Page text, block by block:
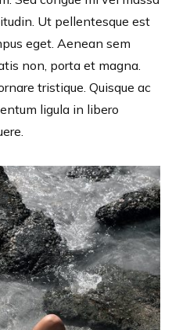
Ut pellentesque est
eget. Aenean sem
non, porta et magna.
tristique. Quisque ac
ligula in libero